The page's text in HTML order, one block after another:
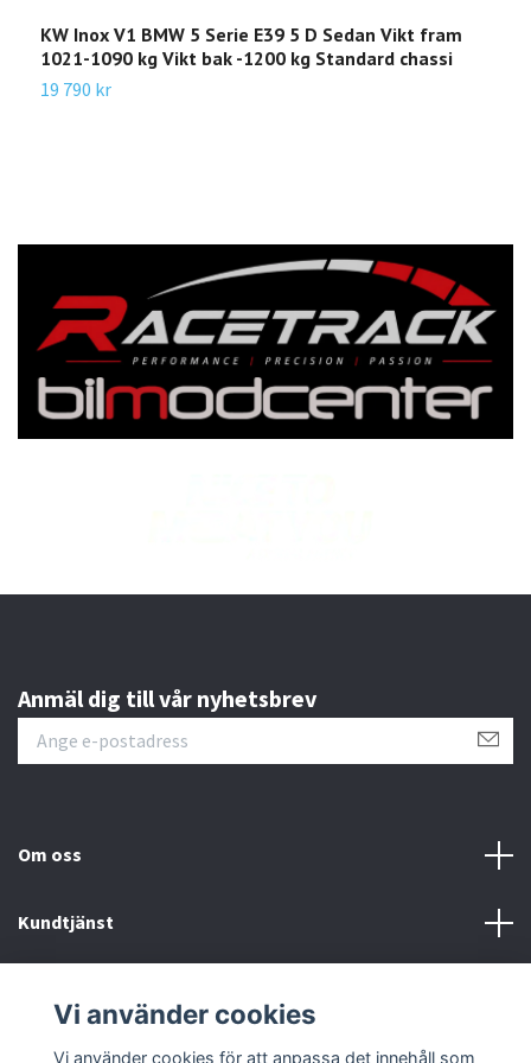
KW Inox V1 BMW 5 Serie E39 5 D Sedan Vikt fram
1021-1090 kg Vikt bak -1200 kg Standard chassi
19 790 kr
Anmäl dig till vår nyhetsbrev
Om oss
Kundtjänst
Sociala medier
Vi använder cookies
Vi använder cookies för att anpassa det innehåll som